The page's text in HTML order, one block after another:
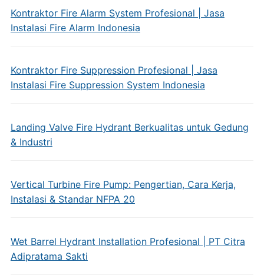
Kontraktor Fire Alarm System Profesional | Jasa
Instalasi Fire Alarm Indonesia
Kontraktor Fire Suppression Profesional | Jasa
Instalasi Fire Suppression System Indonesia
Landing Valve Fire Hydrant Berkualitas untuk Gedung
& Industri
Vertical Turbine Fire Pump: Pengertian, Cara Kerja,
Instalasi & Standar NFPA 20
Wet Barrel Hydrant Installation Profesional | PT Citra
Adipratama Sakti